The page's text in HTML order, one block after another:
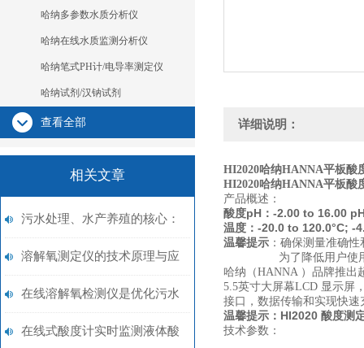
哈纳多参数水质分析仪
哈纳在线水质监测分析仪
哈纳笔式PH计/电导率测定仪
哈纳试剂/汉钠试剂
查看全部
相关文章
污水处理、水产养殖的核心：
在线溶解氧检测仪测量方案
溶解氧测定仪的技术原理与应
用领域概述
在线溶解氧检测仪是优化污水
处理领域工艺的关键
在线式酸度计实时监测液体酸
详细说明：
HI2020哈纳HANNA平板酸
HI2020哈纳HANNA平板酸
产品概述：
酸度pH：-2.00 to 16.00
温度 ：-20.0 to 120.0°C; -
温馨提示 ： 确保测量准确性
为了降低用户使用
哈纳（HANNA ）品牌推出
5.5英寸大屏幕LCD 显示屏
接口，数据传输和实现快
温馨提示 ：HI2020 酸度测
技术参数：